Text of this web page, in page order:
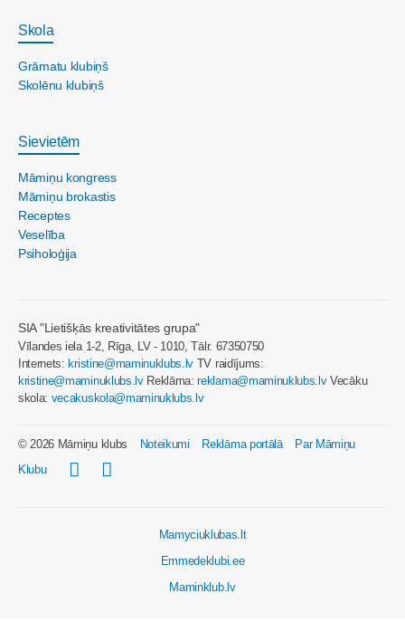
Skola
Grāmatu klubiņš
Skolēnu klubiņš
Sievietēm
Māmiņu kongress
Māmiņu brokastis
Receptes
Veselība
Psiholoģija
SIA "Lietišķās kreativitātes grupa"
Vīlandes iela 1-2, Rīga, LV - 1010, Tālr. 67350750
Internets:kristine@maminuklubs.lv TV raidījums:
kristine@maminuklubs.lvReklāma:reklama@maminuklubs.lvVecāku
skola: vecakuskola@maminuklubs.lv
© 2026 Māmiņu klubs Noteikumi Reklāma portālā
Par Māmiņu
Klubu
Mamyciuklubas.lt
Emmedeklubi.ee
Maminklub.lv